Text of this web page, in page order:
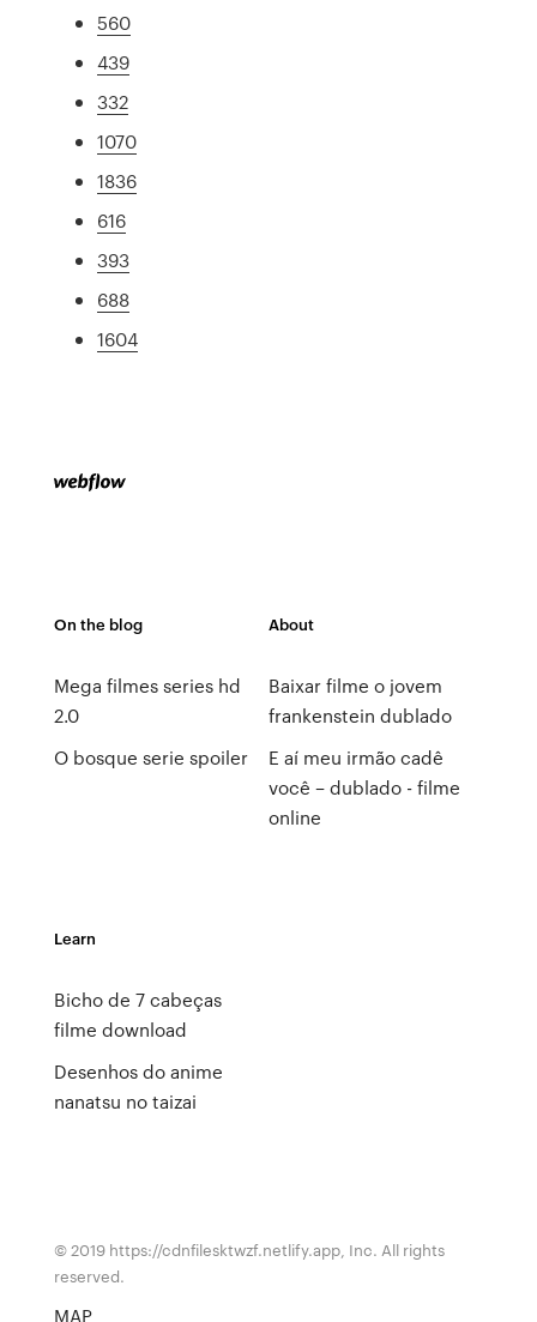
560
439
332
1070
1836
616
393
688
1604
On the blog
Mega filmes series hd
2.0
O bosque serie spoiler
About
Baixar filme o jovem
frankenstein dublado
E aí meu irmão cadê
você – dublado - filme
online
Learn
Bicho de 7 cabeças
filme download
Desenhos do anime
nanatsu no taizai
© 2019 https://cdnfilesktwzf.netlify.app, Inc. All rights
reserved.
MAP